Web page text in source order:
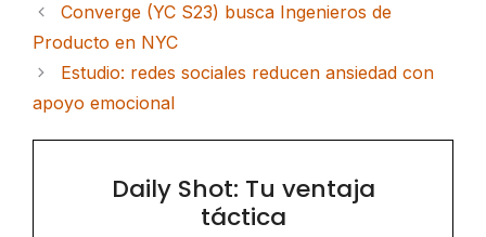
Converge (YC S23) busca Ingenieros de
Producto en NYC
Estudio: redes sociales reducen ansiedad con
apoyo emocional
Daily Shot: Tu ventaja
táctica